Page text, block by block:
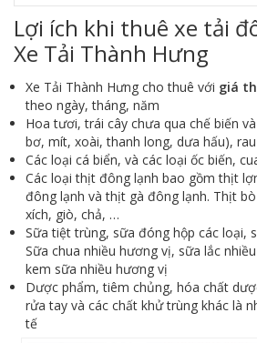
Lợi ích khi thuê xe tải
Xe Tải Thành Hưng
Xe Tải Thành Hưng cho thuê với giá
theo ngày, tháng, năm
Hoa tươi, trái cây chưa qua chế biến
bơ, mít, xoài, thanh long, dưa hấu),
Các loại cá biển, và các loại ốc biến,
Các loại thịt đông lạnh bao gồm thịt
đông lạnh và thịt gà đông lạnh. Thịt
xích, giò, chả, …
Sữa tiệt trùng, sữa đóng hộp các loại,
Sữa chua nhiều hương vị, sữa lắc
kem sữa nhiều hương vị
Dược phẩm, tiêm chủng, hóa chất
rửa tay và các chất khử trùng khác là
tế